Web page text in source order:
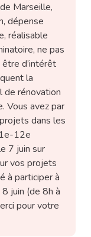
Marseille,
dépense
réalisable
ne pas
d’intérêt
la
de rénovation
Vous avez par
dans les
12e
7 juin sur
vos projets
à participer à
juin (de 8h à
pour votre